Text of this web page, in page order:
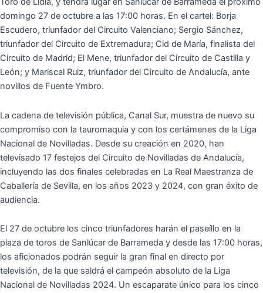
domingo 27 de octubre a las 17:00 horas. En el cartel: Borja
Escudero, triunfador del Circuito Valenciano; Sergio Sánchez,
triunfador del Circuito de Extremadura; Cid de María, finalista del
Circuito de Madrid; El Mene, triunfador del Circuito de Castilla y
León; y Mariscal Ruiz, triunfador del Circuito de Andalucía, ante
novillos de Fuente Ymbro.
La cadena de televisión pública, Canal Sur, muestra de nuevo su
compromiso con la tauromaquia y con los certámenes de la Liga
Nacional de Novilladas. Desde su creación en 2020, han
televisado 17 festejos del Circuito de Novilladas de Andalucía,
incluyendo las dos finales celebradas en La Real Maestranza de
Caballería de Sevilla, en los años 2023 y 2024, con gran éxito de
audiencia.
El 27 de octubre los cinco triunfadores harán el paseíllo en la
plaza de toros de Sanlúcar de Barrameda y desde las 17:00 horas,
los aficionados podrán seguir la gran final en directo por
televisión, de la que saldrá el campeón absoluto de la Liga
Nacional de Novilladas 2024. Un escaparate único para los cinco